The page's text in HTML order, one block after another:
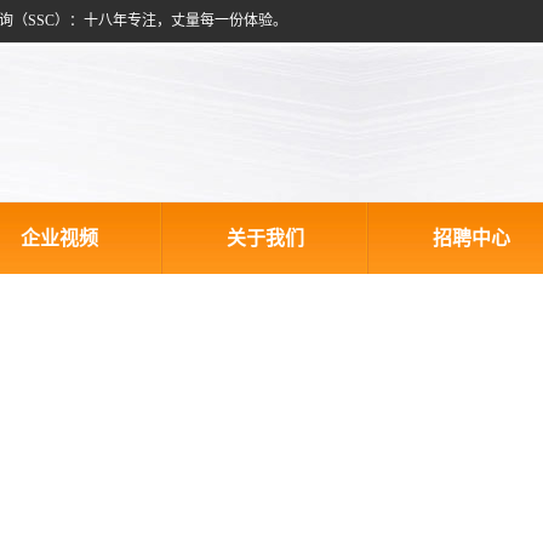
SSC）：十八年专注，丈量每一份体验。
企业视频 关于我们 招聘中心